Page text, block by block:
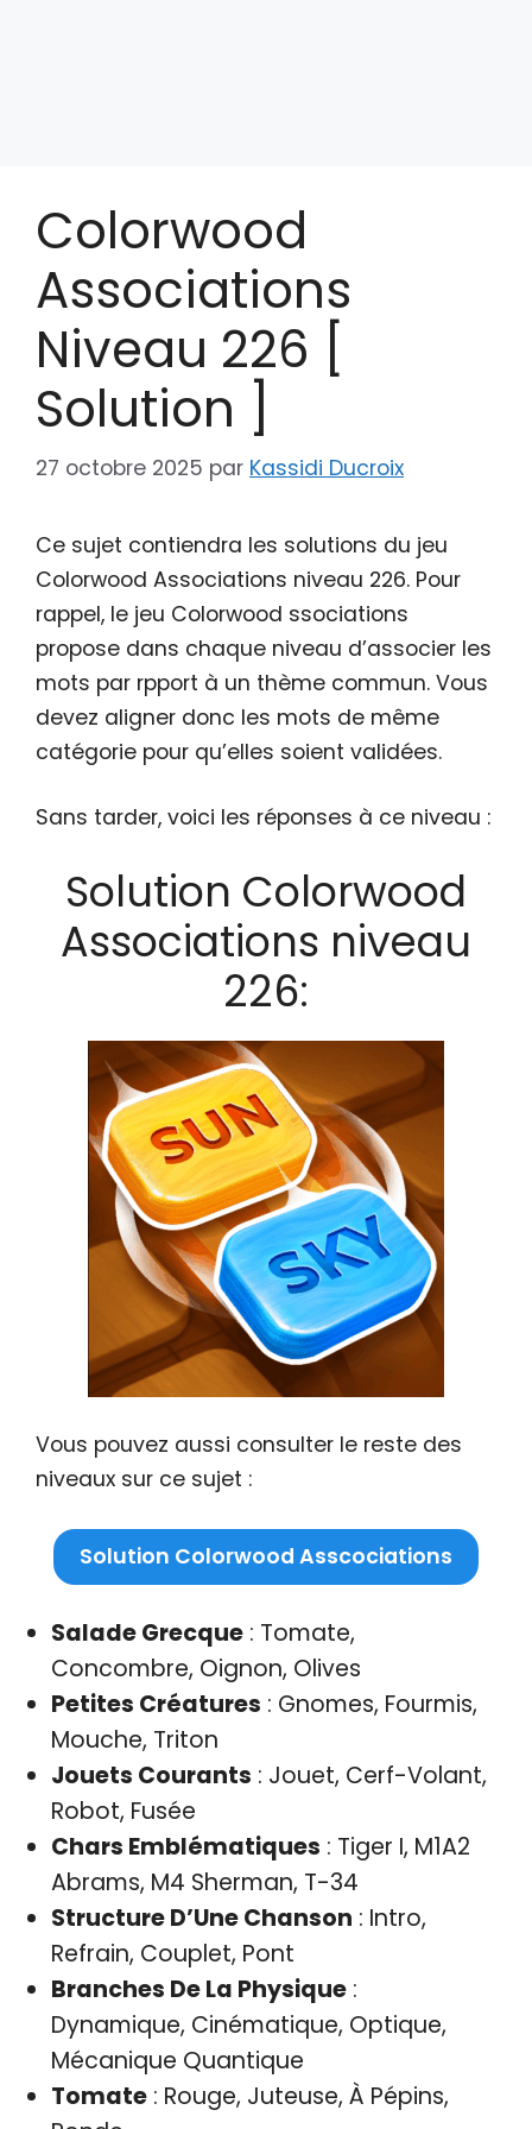
Colorwood
Associations
Niveau 226 [
Solution ]
27 octobre 2025 par Kassidi Ducroix
Ce sujet contiendra les solutions du jeu
Colorwood Associations niveau 226. Pour
rappel, le jeu Colorwood ssociations
propose dans chaque niveau d’associer les
mots par rpport à un thème commun. Vous
devez aligner donc les mots de même
catégorie pour qu’elles soient validées.
Sans tarder, voici les réponses à ce niveau :
Solution Colorwood
Associations niveau
226:
Vous pouvez aussi consulter le reste des
niveaux sur ce sujet :
Solution Colorwood Asscociations
Salade Grecque: Tomate,
Concombre, Oignon, Olives
Petites Créatures : Gnomes, Fourmis,
Mouche, Triton
Jouets Courants : Jouet, Cerf-Volant,
Robot, Fusée
Chars Emblématiques : Tiger I, M1A2
Abrams, M4 Sherman, T-34
Structure D’Une Chanson : Intro,
Refrain, Couplet, Pont
Branches De La Physique:
Dynamique, Cinématique, Optique,
Mécanique Quantique
Tomate: Rouge, Juteuse, À Pépins,